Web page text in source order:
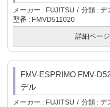
メーカー FUJITSU 分類
デ
型番
FMVD511020
詳細ペー
FMV-ESPRIMO FMV-
デル
メーカー FUJITSU 分類
デ